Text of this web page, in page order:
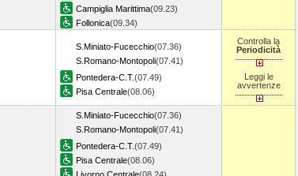
Campiglia Marittima(09.23)
Follonica(09.34)
S.Miniato-Fucecchio(07.36)
S.Romano-Montopoli(07.41)
Pontedera-C.T.(07.49)
Pisa Centrale(08.06)
Controlla la
Periodicità
Leggi le
avvertenze
S.Miniato-Fucecchio(07.36)
S.Romano-Montopoli(07.41)
Pontedera-C.T.(07.49)
Pisa Centrale(08.06)